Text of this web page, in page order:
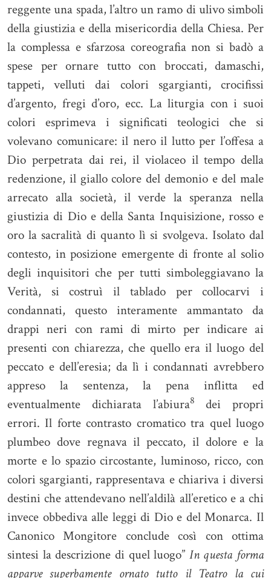
reggente una spada, l’altro un ramo di ulivo simboli
della giustizia e della misericordia della Chiesa. Per
la complessa e sfarzosa coreografia non si badò a
spese per ornare tutto con broccati, damaschi,
tappeti, velluti dai colori sgargianti, crocifissi
d’argento, fregi d’oro, ecc. La liturgia con i suoi
colori esprimeva i significati teologici che si
volevano comunicare: il nero il lutto per l’offesa a
Dio perpetrata dai rei, il violaceo il tempo della
redenzione, il giallo colore del demonio e del male
arrecato alla società, il verde la speranza nella
giustizia di Dio e della Santa Inquisizione, rosso e
oro la sacralità di quanto lì si svolgeva. Isolato dal
contesto, in posizione emergente di fronte al solio
degli inquisitori che per tutti simboleggiavano la
Verità, si costruì il tablado per collocarvi i
condannati, questo interamente ammantato da
drappi neri con rami di mirto per indicare ai
presenti con chiarezza, che quello era il luogo del
peccato e dell’eresia; da lì i condannati avrebbero
appreso la sentenza, la pena inflitta ed
eventualmente dichiarata l’abiura8
dei propri
errori. Il forte contrasto cromatico tra quel luogo
plumbeo dove regnava il peccato, il dolore e la
morte e lo spazio circostante, luminoso, ricco, con
colori sgargianti, rappresentava e chiariva i diversi
destini che attendevano nell’aldilà all’eretico e a chi
invece obbediva alle leggi di Dio e del Monarca. Il
Canonico Mongitore conclude così con ottima
sintesi la descrizione di quel luogo” In questa forma
apparve superbamente ornato tutto il Teatro la cui